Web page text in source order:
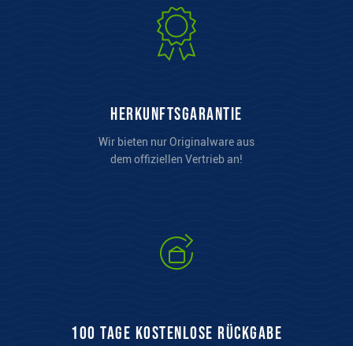
Herkunftsgarantie
Wir bieten nur Originalware aus
dem offiziellen Vertrieb an!
100 Tage kostenlose Rückgabe